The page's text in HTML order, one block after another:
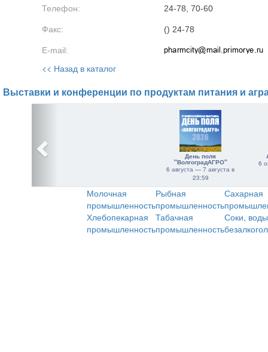
Телефон: 24-78, 70-60
Факс: () 24-78
E-mail:
<< Назад в каталог
Выставки и конференции по продуктам питания и
День поля
"ВолгоградАГРО"
6 августа — 7 августа в
23:59
6
Молочная
промышленность
Рыбная
промышленность
Сахарная
Хлебопекарная
промышленность
Табачная
промышленность
Соки,